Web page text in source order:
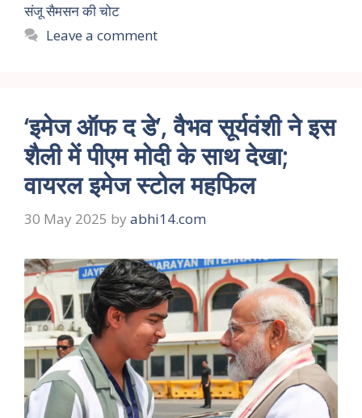
संजू सैमसन की चोट
Leave a comment
‘इमेज ऑफ द डे’, वैभव सूर्यवंशी ने इस
शैली में पीएम मोदी के साथ देखा;
वायरल इमेज स्टोल महफिल
30 May 2025 by abhi14.com